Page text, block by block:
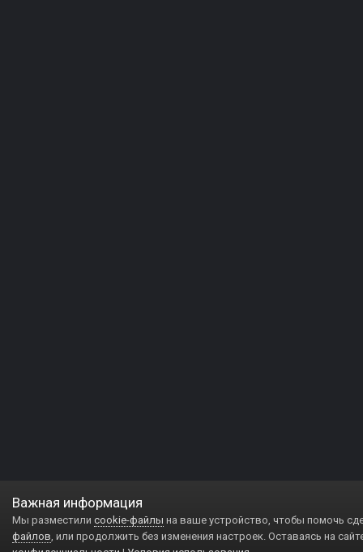
Важная информация
Мы разместили cookie-файлы на ваше устройство, чтобы помочь
файлов, или продолжить без изменения настроек. Оставаясь на